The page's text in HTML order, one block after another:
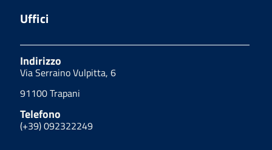
Uffici
Indirizzo
Via Serraino Vulpitta, 6
91100 Trapani
Telefono
(+39) 092322249